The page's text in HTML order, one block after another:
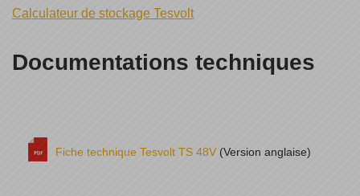
Calculateur de stockage Tesvolt
Documentations techniques
Fiche technique Tesvolt TS 48V (Version anglaise)